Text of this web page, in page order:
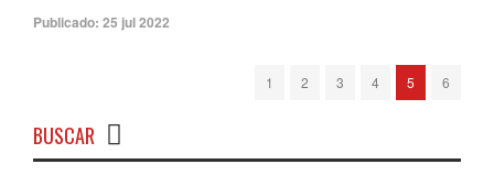
Publicado: 25 jul 2022
1 2 3 4 5 6
BUSCAR